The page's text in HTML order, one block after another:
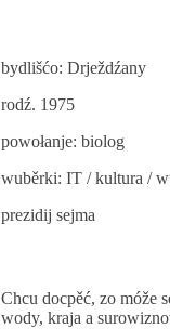
bydlišćo:Drježdźany
rodź. 1975
powołanje: biolog
wuběrki: IT / kultura /
prezidij sejma
Chcu docpěć, zo móže
wody, kraja a